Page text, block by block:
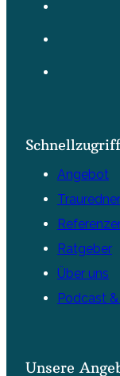
Schnellzugriff
Angebot
Ratgeber
Über uns
Podcast
Unsere